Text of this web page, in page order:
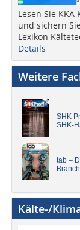
Lesen Sie
und sichern
Lexikon
Details
Weitere
SHK
SHK-
tab –
Kälte-/